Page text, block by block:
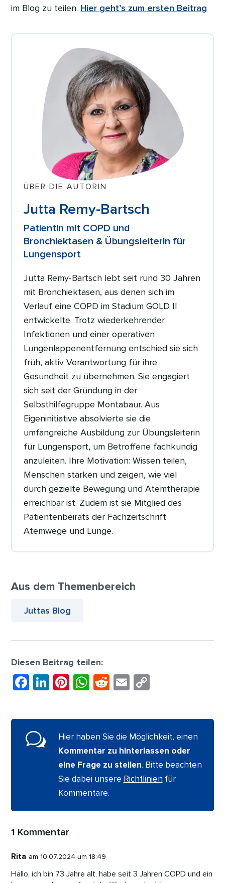
im Blog zu teilen. Hier geht’s zum ersten Beitrag
ÜBER DIE AUTORIN
Jutta Remy-Bartsch
Patientin mit COPD und
Bronchiektasen & Übungsleiterin für
Lungensport
Jutta Remy-Bartsch lebt seit rund 30 Jahren
mit Bronchiektasen, aus denen sich im
Verlauf eine COPD im Stadium GOLD II
entwickelte. Trotz wiederkehrender
Infektionen und einer operativen
Lungenlappenentfernung entschied sie sich
früh, aktiv Verantwortung für ihre
Gesundheit zu übernehmen. Sie engagiert
sich seit der Gründung in der
Selbsthilfegruppe Montabaur. Aus
Eigeninitiative absolvierte sie die
umfangreiche Ausbildung zur Übungsleiterin
für Lungensport, um Betroffene fachkundig
anzuleiten. Ihre Motivation: Wissen teilen,
Menschen stärken und zeigen, wie viel
durch gezielte Bewegung und Atemtherapie
erreichbar ist. Zudem ist sie Mitglied des
Patientenbeirats der Fachzeitschrift
Atemwege und Lunge.
Aus dem Themenbereich
Juttas Blog
Diesen Beitrag teilen:
F
c
e
b
Li
k
dI
Pi
er
e
st
W
at
s
A
p
p
R
d
di
t
E
ai
l
p
y
Li
n
k
w
Hier haben Sie die Möglichkeit, einen
Kommentar zu hinterlassen oder
eine Frage zu stellen. Bitte beachten
Sie dabei unsere Richtlinien für
Kommentare.
1 Kommentar
Rita am 10.07.2024 um 18:49
Hallo, ich bin 73 Jahre alt, habe seit 3 Jahren COPD und ein